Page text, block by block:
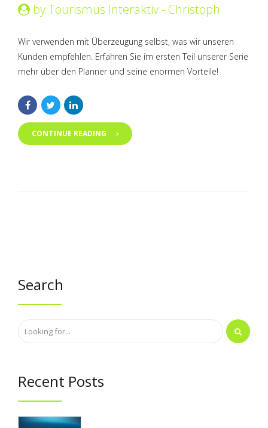
by Tourismus Interaktiv - Christoph
Wir verwenden mit Überzeugung selbst, was wir unseren
Kunden empfehlen. Erfahren Sie im ersten Teil unserer Serie
mehr über den Planner und seine enormen Vorteile!
CONTINUE READING
Search
Recent Posts